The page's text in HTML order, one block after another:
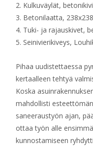
2. Kulkuväylät,
3. Betonilaatta,
4. Tuki- ja rajauskivet,
5. Seinivierikiveys,
Pihaa uudistettaessa
kertaalleen tehtyä
Koska
mahdollisti
saneeraustyön ajan,
ottaa työn alle
kunnostamiseen